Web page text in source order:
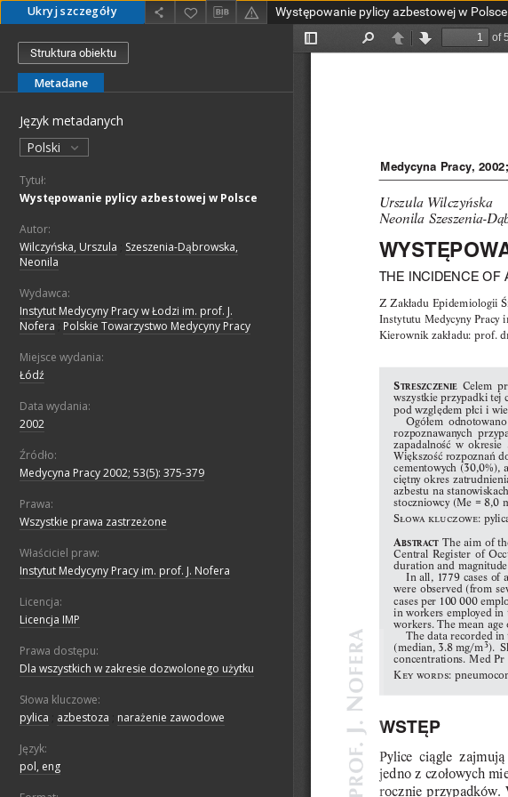
Ukryj szczegóły Występowanie pylicy azbestowej w Polsce
Struktura obiektu
Metadane
Język metadanych
Polski
Tytuł:
Występowanie pylicy azbestowej w Polsce
Autor:
Wilczyńska, Urszula
Szeszenia-Dąbrowska,
Neonila
Wydawca:
Instytut Medycyny Pracy w Łodzi im. prof. J.
Nofera
Polskie Towarzystwo Medycyny Pracy
Miejsce wydania:
Łódź
Data wydania:
2002
Źródło:
Medycyna Pracy 2002; 53(5): 375-379
Prawa:
Wszystkie prawa zastrzeżone
Właściciel praw:
Instytut Medycyny Pracy im. prof. J. Nofera
Licencja:
Licencja IMP
Prawa dostępu:
Dla wszystkich w zakresie dozwolonego użytku
Słowa kluczowe:
pylica
azbestoza narażenie zawodowe
Język:
pol, eng